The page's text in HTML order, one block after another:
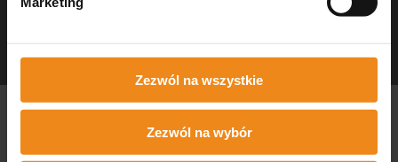
Zezwól na wszystkie
Zezwól na wybór
czystość w gabinecie